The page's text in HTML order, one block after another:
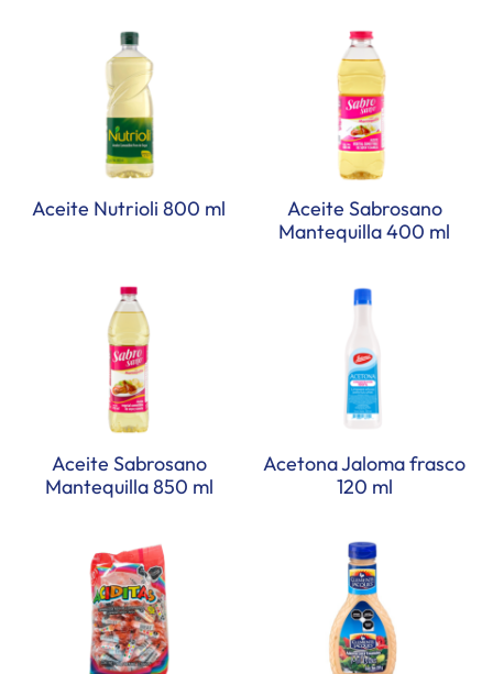
Aceite Nutrioli 800 ml
Aceite Sabrosano
Mantequilla 400 ml
Aceite Sabrosano
Mantequilla 850 ml
Acetona Jaloma frasco
120 ml